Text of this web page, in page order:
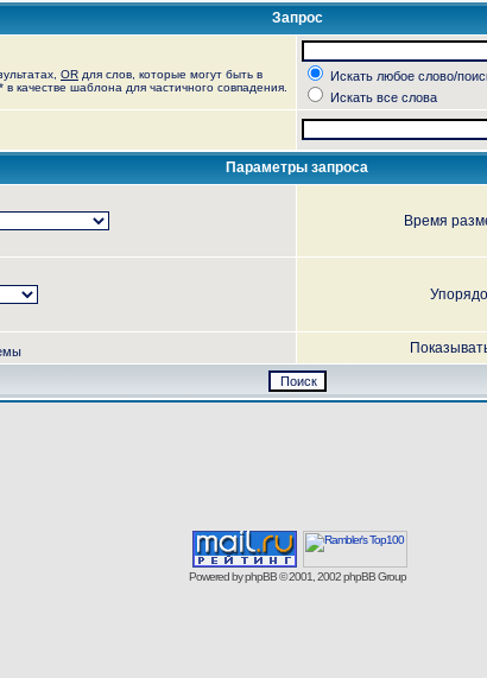
Запрос
OR для слов, которые могут быть в
качестве шаблона для частичного совпадения.
Искать любое слово/
Искать все слова
Параметры запроса
Время
Powered byphpBB© 2001, 2002 phpBB Group